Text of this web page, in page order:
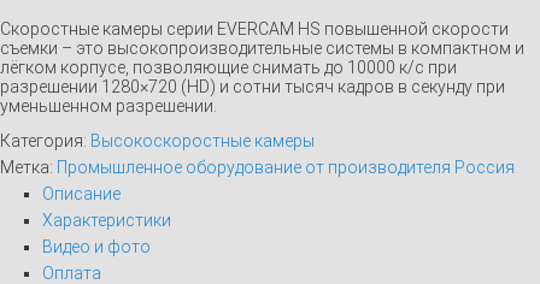
Скоростные камеры серии EVERCAM HS повышенной скорости
съемки – это высокопроизводительные системы в компактном и
лёгком корпусе, позволяющие снимать до 10000 к/c при
разрешении 1280×720 (HD) и сотни тысяч кадров в секунду при
уменьшенном разрешении.
Категория: Высокоскоростные камеры
Метка: Промышленное оборудование от производителя Россия
Описание
Характеристики
Видео и фото
Оплата